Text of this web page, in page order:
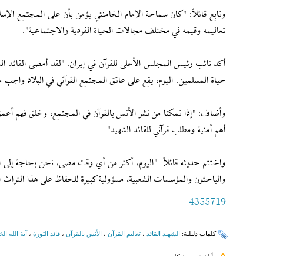
وتابع قائلاً: "كان سماحة الإمام الخامنئي يؤمن بأن على المجتمع
تعاليمه وقيمه في مختلف مجالات الحياة الفردية والاجتماعية".
أكد نائب رئيس المجلس الأعلى للقرآن في إیران: "لقد أمضى القائد
حياة المسلمين. اليوم، يقع على عاتق المجتمع القرآني في البلاد
وأضاف: "إذا تمكنا من نشر الأنس بالقرآن في المجتمع، وخلق فهم
أهم أمنية ومطلب قرآني للقائد الشهيد".
واختتم حديثه قائلاً: "اليوم، أكثر من أي وقت مضى، نحن بحاجة إلى
والباحثون والمؤسسات الشعبية، مسؤولية كبيرة للحفاظ على هذا التراث
4355719
کلمات دلیلیة: الشهید القائد ، تعالیم القرآن ، الأنس بالقرآن ، قائد الثورة ، آية الله